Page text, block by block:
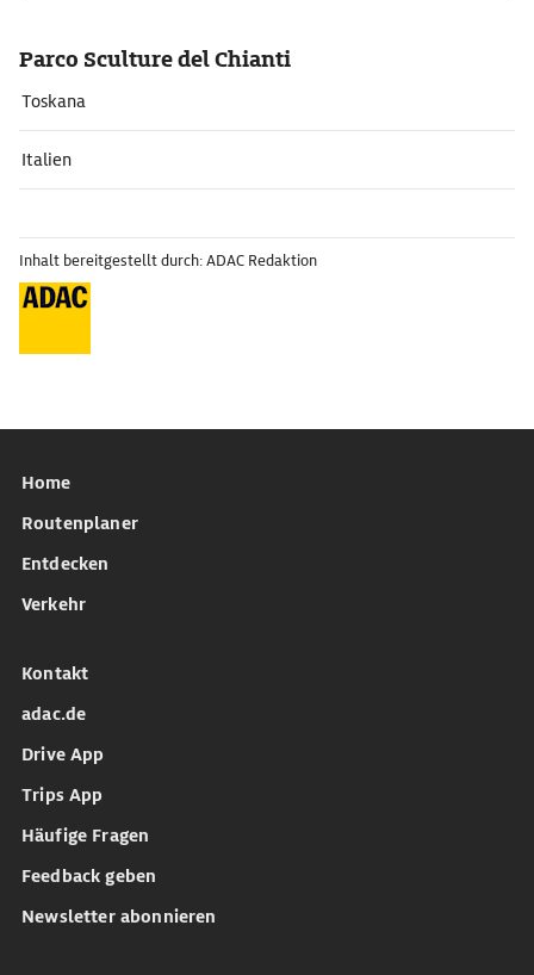
Parco Sculture del Chianti
Toskana
Italien
Inhalt bereitgestellt durch: ADAC Redaktion
Home
Routenplaner
Entdecken
Verkehr
Kontakt
adac.de
Drive App
Trips App
Häufige Fragen
Feedback geben
Newsletter abonnieren